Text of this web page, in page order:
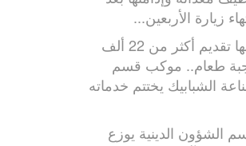
زيارة الأربعين...
منها تقديم أكثر من 22 ألف
طعام.. موكب قسم
الشبابيك يختتم خدماته
الشؤون الدينية يوزع